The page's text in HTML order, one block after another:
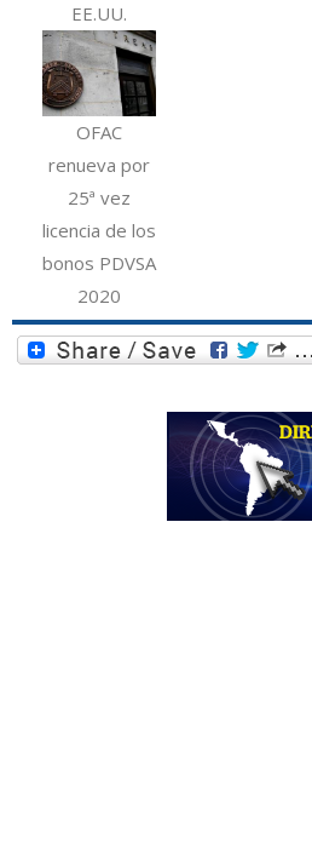
EE.UU.
OFAC
renueva por
25ª vez
licencia de los
bonos PDVSA
2020